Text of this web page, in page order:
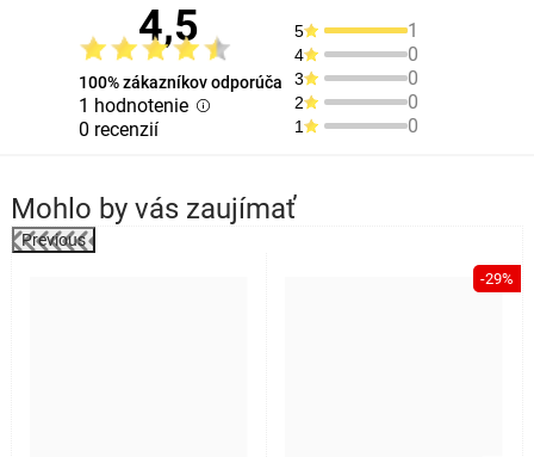
4,5
100% zákazníkov odporúča
1 hodnotenie
0 recenzií
5 1
4 0
3 0
2 0
1 0
Mohlo by vás zaujímať
Previous
-29%